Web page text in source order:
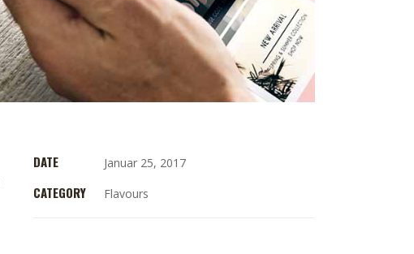
DATE Januar 25, 2017
CATEGORY Flavours